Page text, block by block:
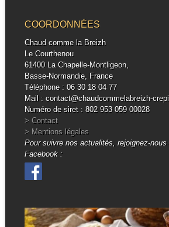
COORDONNÉES
Chaud comme la Breizh
Le Courthenou
61400 La Chapelle-Montligeon,
Basse-Normandie, France
Téléphone : 06 30 18 04 77
Mail : contact@chaudcommelabreizh-
Numéro de siret : 802 953 059 00028
> Contact
> Mentions légales
Pour suivre nos actualités, rejoignez-nous
Facebook :